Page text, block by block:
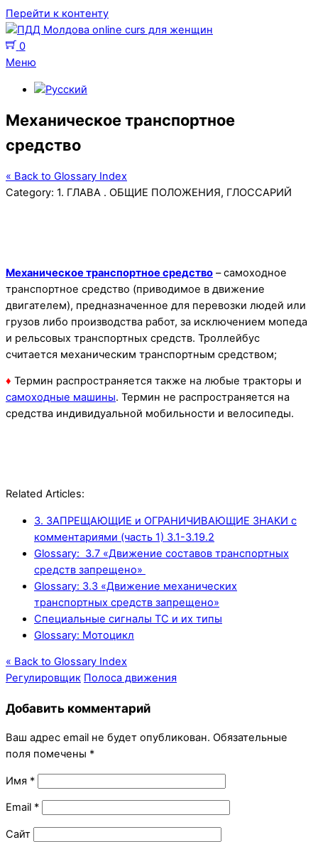
Перейти к контенту
0
Меню
Механическое транспортное
средство
« Back to Glossary Index
Category: 1. ГЛАВА . ОБЩИЕ ПОЛОЖЕНИЯ, ГЛОССАРИЙ
Механическое транспортное средство – самоходное
транспортное средство (приводимое в движение
двигателем), предназначенное для перевозки людей или
грузов либо производства работ, за исключением мопеда
и рельсовых транспортных средств. Троллейбус
считается механическим транспортным средством;
♦ Термин распространяется также на любые тракторы и
самоходные машины. Термин не распространяется на
средства индивидуальной мобильности и велосипеды.
Related Articles:
3. ЗАПРЕЩАЮЩИЕ и ОГРАНИЧИВАЮЩИЕ ЗНАКИ с
комментариями (часть 1) 3.1-3.19.2
Glossary: 3.7 «Движение составов транспортных
средств запрещено»
Glossary: 3.3 «Движение механических
транспортных средств запрещено»
Специальные сигналы ТС и их типы
Glossary: Мотоцикл
« Back to Glossary Index
Регулировщик Полоса движения
Добавить комментарий
Ваш адрес email не будет опубликован. Обязательные
поля помечены *
Имя *
Email *
Сайт